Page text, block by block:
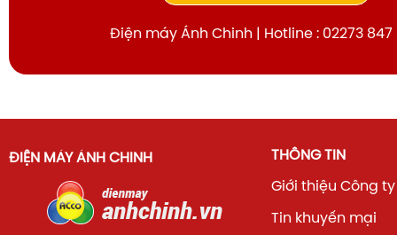
Điện máy Ánh Chinh | Hotline : 02273 847
ĐIỆN MÁY ÁNH CHINH THÔNG TIN
Giới thiệu Công ty
Tin khuyến mại